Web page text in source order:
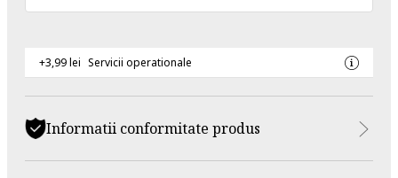
+3,99 lei Servicii operationale
Informatii conformitate produs